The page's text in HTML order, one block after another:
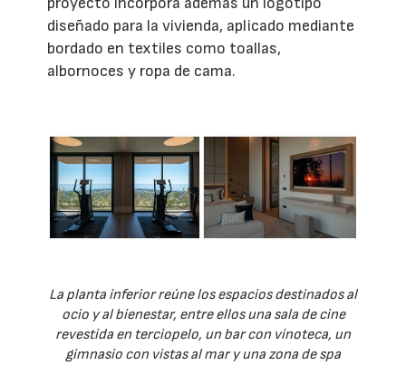
diseñado para la vivienda, aplicado mediante
bordado en textiles como toallas,
albornoces y ropa de cama.
La planta inferior reúne los espacios destinados al
ocio y al bienestar, entre ellos una sala de cine
revestida en terciopelo, un bar con vinoteca, un
gimnasio con vistas al mar y una zona de spa